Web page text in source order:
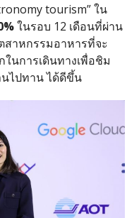
tourism”ใน
ในรอบ 12 เดือนที่ผ่าน
สาหกรรมอาหารที่จะ
นการเดินทางเพื่อชิม
ไปทาน ได้ดีขึ้น